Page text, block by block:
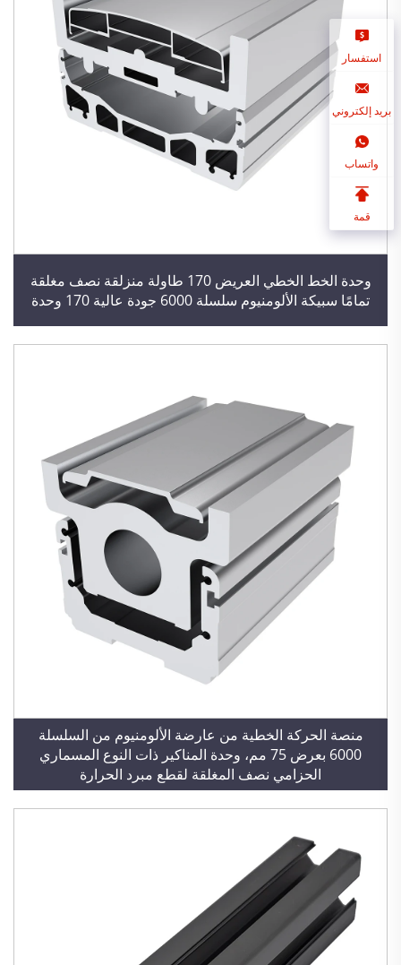
وحدة الخط الخطي العريض 170 طاولة منزلقة نصف مغلقة
تمامًا سبيكة الألومنيوم سلسلة 6000 جودة عالية 170 وحدة
منصة الحركة الخطية من عارضة الألومنيوم من السلسلة
6000 بعرض 75 مم، وحدة المناكير ذات النوع المسماري
الحزامي نصف المغلقة لقطع مبرد الحرارة
استفسار
بريد إلكتروني
واتساب
قمة